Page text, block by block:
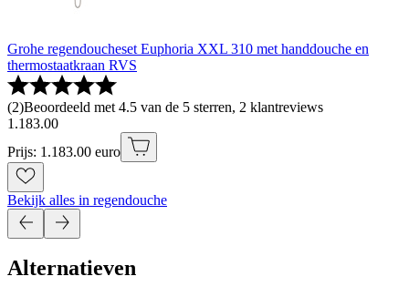
Grohe regendoucheset Euphoria XXL 310 met handdouche en
thermostaatkraan RVS
(2)Beoordeeld met 4.5 van de 5 sterren, 2 klantreviews
1 .183.00
Prijs: 1.183.00 euro
Bekijk alles in regendouche
Alternatieven